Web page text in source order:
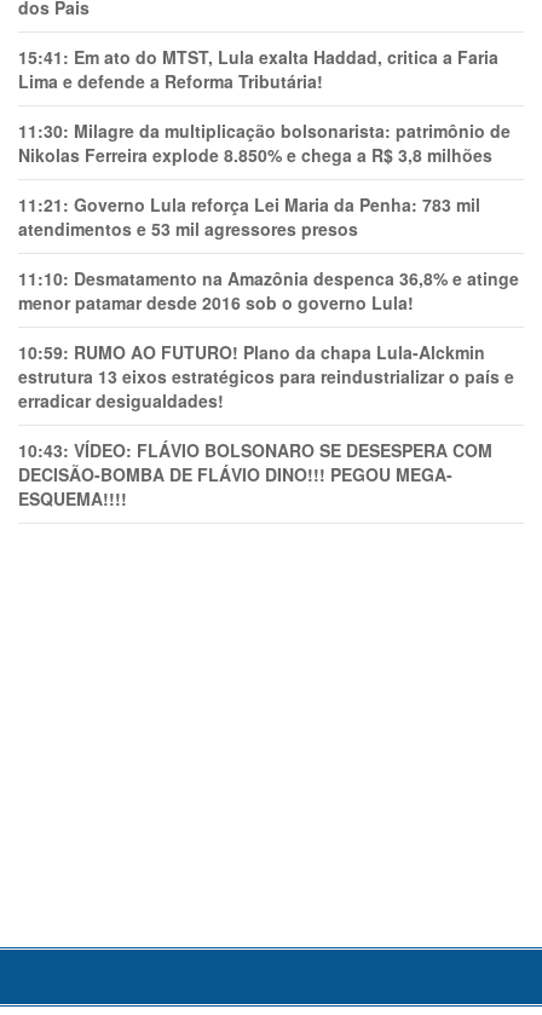
dos Pais
15:41: Em ato do MTST, Lula exalta Haddad, critica a Faria
Lima e defende a Reforma Tributária!
11:30: Milagre da multiplicação bolsonarista: patrimônio de
Nikolas Ferreira explode 8.850% e chega a R$ 3,8 milhões
11:21: Governo Lula reforça Lei Maria da Penha: 783 mil
atendimentos e 53 mil agressores presos
11:10: Desmatamento na Amazônia despenca 36,8% e atinge
menor patamar desde 2016 sob o governo Lula!
10:59: RUMO AO FUTURO! Plano da chapa Lula-Alckmin
estrutura 13 eixos estratégicos para reindustrializar o país e
erradicar desigualdades!
10:43: VÍDEO: FLÁVIO BOLSONARO SE DESESPERA COM
DECISÃO-BOMBA DE FLÁVIO DINO!!! PEGOU MEGA-
ESQUEMA!!!!